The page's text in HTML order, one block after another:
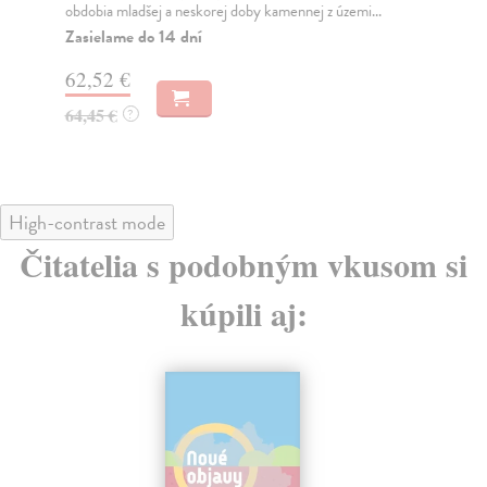
38,80 €
40,00 €
High-contrast mode
Čitatelia s podobným vkusom si
kúpili aj: